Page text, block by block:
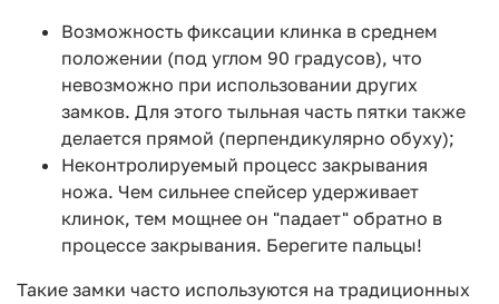
Возможность фиксации клинка в среднем
положении (под углом 90 градусов), что
невозможно при использовании других
замков. Для этого тыльная часть пятки также
делается прямой (перпендикулярно обуху);
Неконтролируемый процесс закрывания
ножа. Чем сильнее спейсер удерживает
клинок, тем мощнее он "падает" обратно в
процессе закрывания. Берегите пальцы!
Такие замки часто используются на традиционных